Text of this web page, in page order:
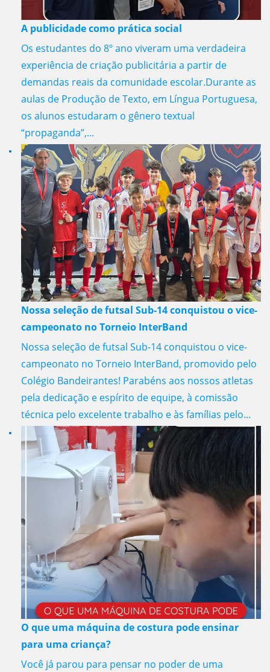
A publicidade como prática social
Os estudantes do 8º ano viveram uma verdadeira
experiência de criação publicitária a partir de
demandas reais da comunidade escolar.Durante as
aulas de Produção de Texto, em Língua Portuguesa,
os alunos estudaram o gênero textual
“propaganda”,...
Nossa seleção de futsal Sub-14 conquistou o vice-
campeonato no Torneio InterBand
Nossa seleção de futsal Sub-14 conquistou o vice-
campeonato no Torneio InterBand, promovido pelo
Colégio Bandeirantes! Parabéns aos nossos atletas
pela dedicação e espírito de equipe, à comissão
técnica pelo excelente trabalho e às famílias pelo...
O que uma máquina de costura pode ensinar
para uma criança?
Você já parou para pensar no poder de uma